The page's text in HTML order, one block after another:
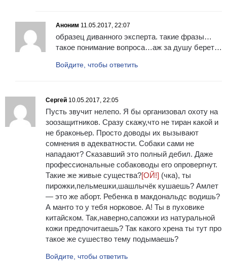
Аноним 11.05.2017, 22:07
образец диванного эксперта. такие фразы…
такое понимание вопроса…аж за душу берет…
Войдите, чтобы ответить
Сергей 10.05.2017, 22:05
Пусть звучит нелепо. Я бы организовал охоту на
зоозащитников. Сразу скажу,что не тиран какой и
не браконьер. Просто доводы их вызывают
сомнения в адекватности. Собаки сами не
нападают? Сказавший это полный дебил. Даже
профессиональные собаководы его опровергнут.
Такие же живые существа?[ОЙ!] (чка), ты
пирожки,пельмешки,шашлычёк кушаешь? Амлет
— это же аборт. Ребенка в макдональдс водишь?
А манто то у тебя норковое. А! Ты в пуховике
китайском. Так,наверно,сапожки из натуральной
кожи предпочитаешь? Так какого хрена ты тут про
такое же сушество тему подымаешь?
Войдите, чтобы ответить